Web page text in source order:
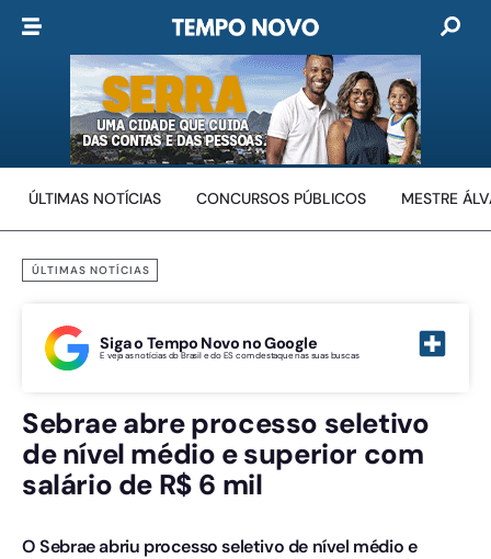
ÚLTIMAS NOTÍCIAS CONCURSOS PÚBLICOS MESTRE
ÚLTIMAS NOTÍCIAS
Siga o Tempo Novo no Google
E veja as notícias do Brasil e do ES com destaque nas suas buscas
Sebrae abre processo seletivo
de nível médio e superior com
salário de R$ 6 mil
O Sebrae abriu processo seletivo de nível médio e